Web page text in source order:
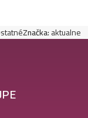
Značka:aktualne